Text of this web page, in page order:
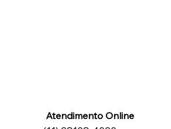
Atendimento Online